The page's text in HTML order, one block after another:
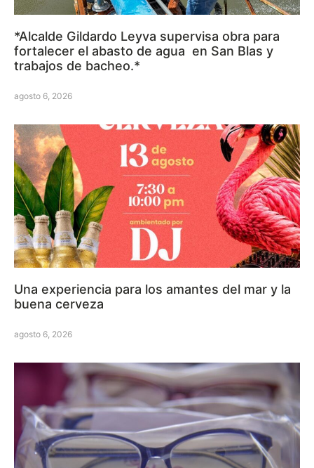
*Alcalde Gildardo Leyva supervisa obra para
fortalecer el abasto de agua en San Blas y
trabajos de bacheo.*
agosto 6, 2026
Una experiencia para los amantes del mar y la
buena cerveza
agosto 6, 2026